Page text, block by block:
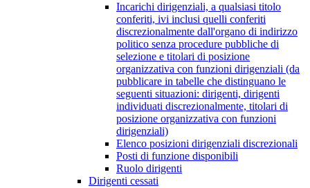
Incarichi dirigenziali, a qualsiasi titolo
conferiti, ivi inclusi quelli conferiti
discrezionalmente dall'organo di indirizzo
politico senza procedure pubbliche di
selezione e titolari di posizione
organizzativa con funzioni dirigenziali (da
pubblicare in tabelle che distinguano le
seguenti situazioni: dirigenti, dirigenti
individuati discrezionalmente, titolari di
posizione organizzativa con funzioni
dirigenziali)
Elenco posizioni dirigenziali discrezionali
Posti di funzione disponibili
Ruolo dirigenti
Dirigenti cessati